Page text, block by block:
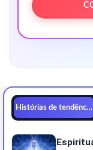
Histórias de tendências